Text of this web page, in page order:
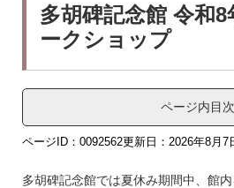
多胡碑記念館 令和8
ークショップ
ページ内目次
ページID：0092562更新日：2026年8月7
多胡碑記念館では夏休み期間中、館